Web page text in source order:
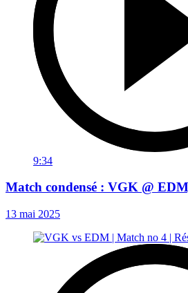
9:34
Match condensé : VGK @
13 mai 2025